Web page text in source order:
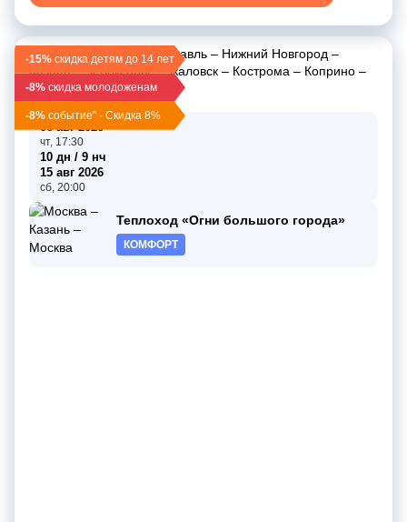
-15% скидка детям до 14 лет
-8% скидка молодоженам
-8% событие" - Скидка 8%
Москва –Углич–Ярославль – Нижний Новгород –
Казань–Чебоксары–Чкаловск – Кострома – Коприно –
Мышкин–Москва
06 авг 2026
чт, 17:30
10 дн / 9 нч
15 авг 2026
сб, 20:00
Теплоход «Огни большого города»
КОМФОРТ